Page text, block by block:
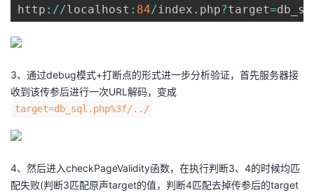
http : //localhost : 84/index . php?target=
3、通过debug模式+打断点的形式进一步分析验证，首先服务器接
收到该传参后进行一次URL解码，变成
target=db_sql.php%3f/../
4、然后进入checkPageValidity函数，在执行判断3、4的时候均匹
配失败(判断3匹配原声target的值，判断4匹配去掉传参后的target